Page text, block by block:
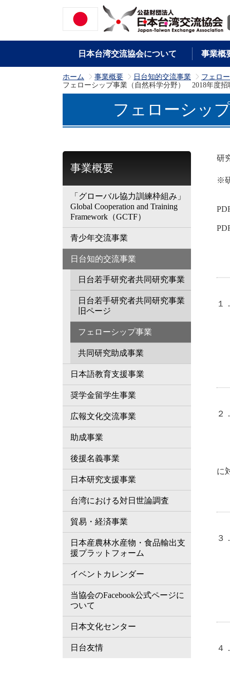
日本台湾交流協会について 事業概
ホーム >
事業概要 >
日台知的交流事業 >
フェロ
フェローシップ事業（自然科学分野） 2018年度招
フェローシッ
研
※
１
２
に
３
４
事業概要
「グローバル協力訓練枠組み」
Global Cooperation and Training
Framework（GCTF）
青少年交流事業
日台知的交流事業
日台若手研究者共同研究事業
日台若手研究者共同研究事業
旧ページ
フェローシップ事業
共同研究助成事業
日本語教育支援事業
奨学金留学生事業
広報文化交流事業
助成事業
後援名義事業
日本研究支援事業
台湾における対日世論調査
貿易・経済事業
日本産農林水産物・食品輸出支
援プラットフォーム
イベントカレンダー
当協会のFacebook公式ページに
ついて
日本文化センター
日台友情